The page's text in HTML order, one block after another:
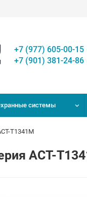
+7 (977) 605-00-15
+7 (901) 381-24-86
системы
T1341M
ACT-